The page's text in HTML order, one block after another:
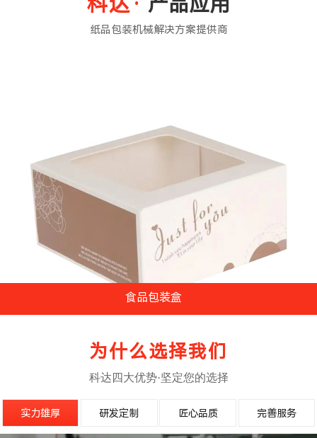
食品包装盒
为什么选择我们
科达四大优势·坚定您的选择
实力雄厚 研发定制 匠心品质 完善服务